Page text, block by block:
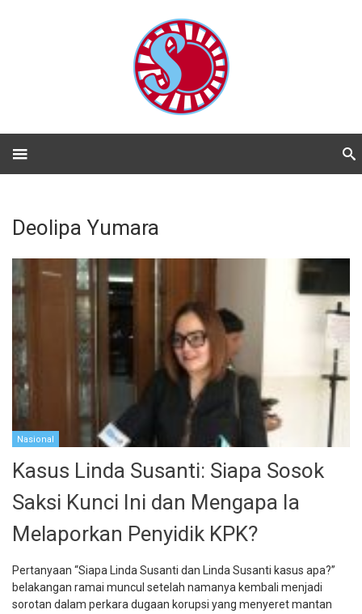
Deolipa Yumara
Nasional
Kasus Linda Susanti: Siapa Sosok
Saksi Kunci Ini dan Mengapa Ia
Melaporkan Penyidik KPK?
Pertanyaan “Siapa Linda Susanti dan Linda Susanti kasus apa?”
belakangan ramai muncul setelah namanya kembali menjadi
sorotan dalam perkara dugaan korupsi yang menyeret mantan